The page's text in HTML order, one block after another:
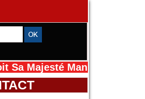
Mansah Cissé au